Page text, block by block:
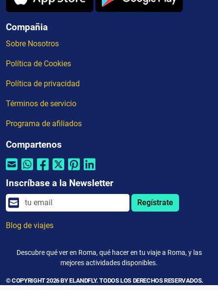
Compañia
Sobre Nosotros
Política de Cookies
Política de privacidad
Términos de servicio
Programa de afiliados
Compartenos
Inscríbase a la Newsletter
Regístrate
Blog de viajes
Descubre qué ver en Roma, qué hacer en tu viaje a Roma, y las
mejores actividades disponibles.
© COPYRIGHT 2026 BY ELANDFLY. TODOS LOS DERECHOS RESERVADOS.